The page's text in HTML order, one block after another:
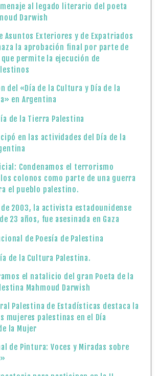
al legado literario del poeta
Darwish
Asuntos Exteriores y de Expatriados
la aprobación final por parte de
permite la ejecución de
del «Día de la Cultura y Día de la
en Argentina
de la Tierra Palestina
en las actividades del Día de la
Condenamos el terrorismo
colonos como parte de una guerra
el pueblo palestino.
de 2003, la activista estadounidense
23 años, fue asesinada en Gaza
de Poesía de Palestina
de la Cultura Palestina.
el natalicio del gran Poeta de la
Mahmoud Darwish
Palestina de Estadísticas destaca la
mujeres palestinas en el Día
la Mujer
de Pintura: Voces y Miradas sobre